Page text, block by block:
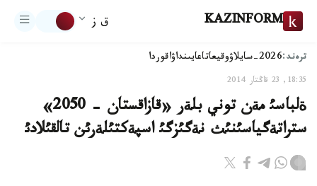
KAZINFORM ق ز
ترەند:2026-سايلاۋ وقيعاتاعايىنداۋاقوردا
18:35, 23 قاڭتار 2014
ةلباسئ مةن توني بلةر «قازاقستان - 2050»
ستراتةگياسئنئث نةگئزگئ اسپةكتئلةرئن تالقئلادئ